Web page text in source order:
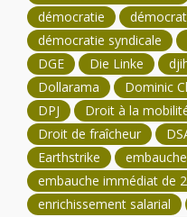
démocratie
démocratie syndicale
DGE
Die Linke
Dollarama
Dominic
DPJ
Droit à la
Droit de fraîcheur
Earthstrike
embauche immédiat de
enrichissement salarial